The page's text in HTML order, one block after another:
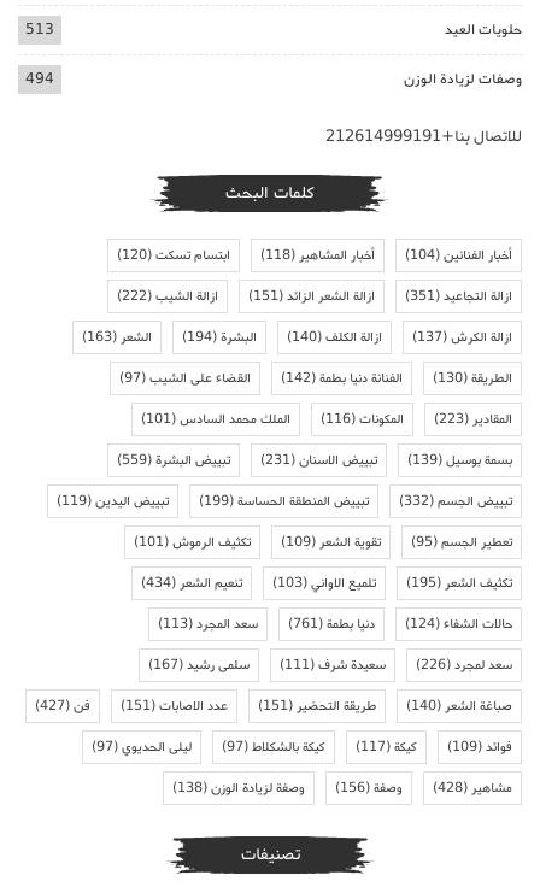
حلويات العيد 513
وصفات لزيادة الوزن 494
للاتصال بنا+212614999191
كلمات البحث
أخبار الفنانين(104) أخبار المشاهير(118) ابتسام تسكت(120)
ازالة التجاعيد(351) ازالة الشعر الزائد(151) ازالة الشيب(222)
ازالة الكرش(137) ازالة الكلف(140) البشرة(194) الشعر(163)
الطريقة(130) الفنانة دنيا بطمة(142) القضاء على الشيب(97)
المقادير(223) المكونات(116) الملك محمد السادس(101)
بسمة بوسيل(139) تبييض الاسنان(231) تبييض البشرة(559)
تبييض الجسم(332) تبييض المنطقة الحساسة(199) تبييض اليدين(119)
تعطير الجسم(95) تقوية الشعر(109) تكثيف الرموش(101)
تكثيف الشعر(195) تلميع الاواني(103) تنعيم الشعر(434)
حالات الشفاء(124) دنيا بطمة(761) سعد المجرد(113)
سعد لمجرد(226) سعيدة شرف(111) سلمى رشيد(167)
صباغة الشعر(140) طريقة التحضير(151) عدد الاصابات(151) فن(427)
فوائد(109) كيكة(117) كيكة بالشكلاط(97) ليلى الحديوي(97)
مشاهير(428) وصفة(156) وصفة لزيادة الوزن(138)
تصنيفات